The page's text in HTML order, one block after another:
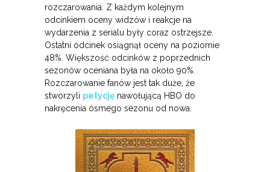
rozczarowania. Z każdym kolejnym
odcinkiem oceny widzów i reakcje na
wydarzenia z serialu były coraz ostrzejsze.
Ostatni odcinek osiągnął oceny na poziomie
48%. Większość odcinków z poprzednich
sezonów oceniana była na około 90%.
Rozczarowanie fanów jest tak duże, że
stworzyli petycję nawołującą HBO do
nakręcenia ósmego sezonu od nowa.